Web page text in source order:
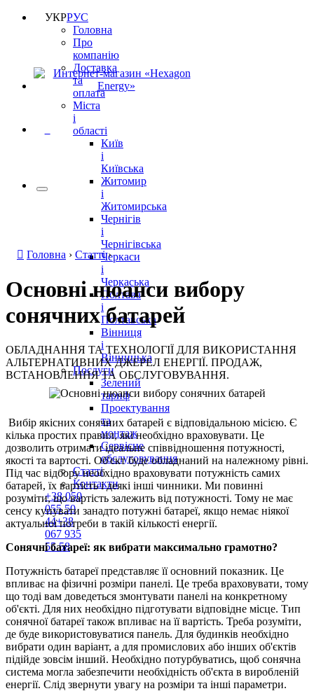
УКРРУС
Головна
Про
компанію
Доставка
та
оплата
Міста
і
області
Київ
і
Київська
Житомир
і
Житомирська
Чернігів
і
Чернігівська
Черкаси
і
Черкаська
Полтава
і
Полтавська
Вінниця
і
Вінницька
Послуги
Зелений
тариф
Проектування
та
монтаж
Сервісне
обслуговування
Статті
Контакти
+38050
055 50
44+38
067 935
55 58
Головна › Статті›
Основні нюанси вибору
сонячних батарей
ОБЛАДНАННЯ ТА ТЕХНОЛОГІЇ ДЛЯ ВИКОРИСТАННЯ
АЛЬТЕРНАТИВНИХ ДЖЕРЕЛ ЕНЕРГІЇ. ПРОДАЖ,
ВСТАНОВЛЕННЯ ТА ОБСЛУГОВУВАННЯ.
Вибір якісних сонячних батарей є відповідальною місією. Є
кілька простих правил, які необхідно враховувати. Це
дозволить отримати ідеальне співвідношення потужності,
якості та вартості. Об'єкт буде обладнаний на належному рівні.
Під час відбору необхідно враховувати потужність самих
батарей, їх вартість і деякі інші чинники. Ми повинні
розуміти, що вартість залежить від потужності. Тому не має
сенсу купувати занадто потужні батареї, якщо немає ніякої
актуальної потреби в такій кількості енергії.
Сонячні батареї: як вибрати максимально грамотно?
Потужність батареїпредставляє її основний показник. Це
впливає на фізичні розміри панелі. Це треба враховувати, тому
що тоді вам доведеться змонтувати панелі на конкретному
об'єкті. Для них необхідно підготувати відповідне місце. Тип
сонячної батареї також впливає на її вартість. Треба розуміти,
де буде використовуватися панель. Для будинків необхідно
вибрати один варіант, а для промислових або інших об'єктів
підійде зовсім інший. Необхідно потурбуватись, щоб сонячна
система могла забезпечити необхідність об'єкта в виробленій
енергії. Слід звернути увагу на розміри та інші параметри.